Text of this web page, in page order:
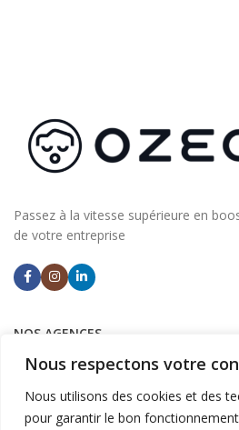
Nous respectons votre
Nous utilisons des cookies et des
pour garantir le bon
Passez à la vitesse supérieure en
de votre entreprise
NOS AGENCES
Aix en Provence
Ventiseri (Corse)